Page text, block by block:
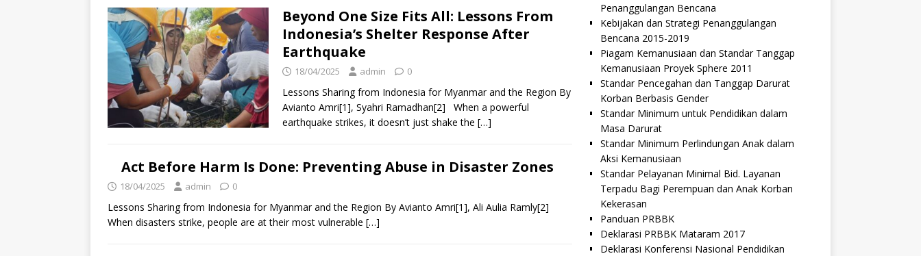
Beyond One Size Fits All: Lessons From
Indonesia’s Shelter Response After
Earthquake
18/04/2025 admin 0
Lessons Sharing from Indonesia for Myanmar and the Region By
Avianto Amri[1], Syahri Ramadhan[2] When a powerful
earthquake strikes, it doesn’t just shake the […]
Act Before Harm Is Done: Preventing Abuse in Disaster Zones
18/04/2025 admin 0
Lessons Sharing from Indonesia for Myanmar and the Region By Avianto Amri[1], Ali Aulia Ramly[2]
When disasters strike, people are at their most vulnerable […]
Penanggulangan Bencana
Kebijakan dan Strategi Penanggulangan
Bencana 2015-2019
Piagam Kemanusiaan dan Standar Tanggap
Kemanusiaan Proyek Sphere 2011
Standar Pencegahan dan Tanggap Darurat
Korban Berbasis Gender
Standar Minimum untuk Pendidikan dalam
Masa Darurat
Standar Minimum Perlindungan Anak dalam
Aksi Kemanusiaan
Standar Pelayanan Minimal Bid. Layanan
Terpadu Bagi Perempuan dan Anak Korban
Kekerasan
Panduan PRBBK
Deklarasi PRBBK Mataram 2017
Deklarasi Konferensi Nasional Pendidikan